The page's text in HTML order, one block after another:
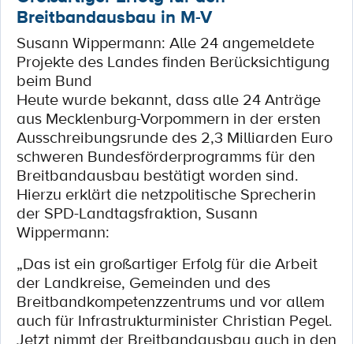
Breitbandausbau in M-V
Susann Wippermann: Alle 24 angemeldete
Projekte des Landes finden Berücksichtigung
beim Bund
Heute wurde bekannt, dass alle 24 Anträge
aus Mecklenburg-Vorpommern in der ersten
Ausschreibungsrunde des 2,3 Milliarden Euro
schweren Bundesförderprogramms für den
Breitbandausbau bestätigt worden sind.
Hierzu erklärt die netzpolitische Sprecherin
der SPD-Landtagsfraktion, Susann
Wippermann:
„Das ist ein großartiger Erfolg für die Arbeit
der Landkreise, Gemeinden und des
Breitbandkompetenzzentrums und vor allem
auch für Infrastrukturminister Christian Pegel.
Jetzt nimmt der Breitbandausbau auch in den